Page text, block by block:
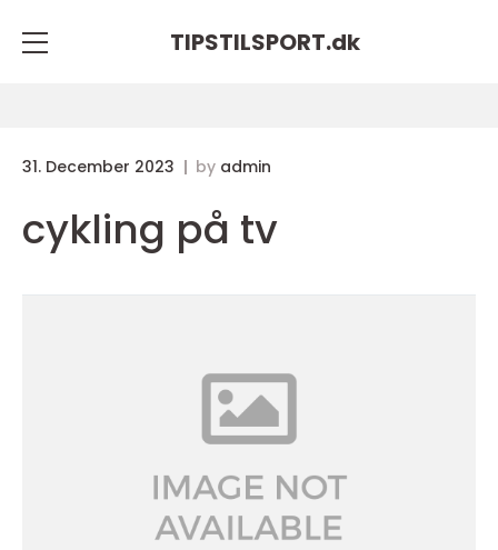
TIPSTILSPORT.dk
31. December 2023 by admin
cykling på tv